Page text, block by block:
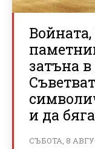
затъна
и да
СЪБОТА, 8